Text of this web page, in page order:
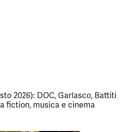
2026): DOC, Garlasco, Battiti
fiction, musica e cinema